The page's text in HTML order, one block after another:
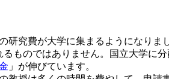
究費が大学に集まるようになりま
ものではありません。国立大学に分
」が伸びています。